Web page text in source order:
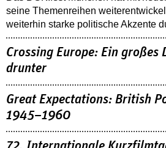
seine Themenreihen
weiterhin starke politische Akzente
Crossing Europe: Ein großes
drunter
Great Expectations: British
1945–1960